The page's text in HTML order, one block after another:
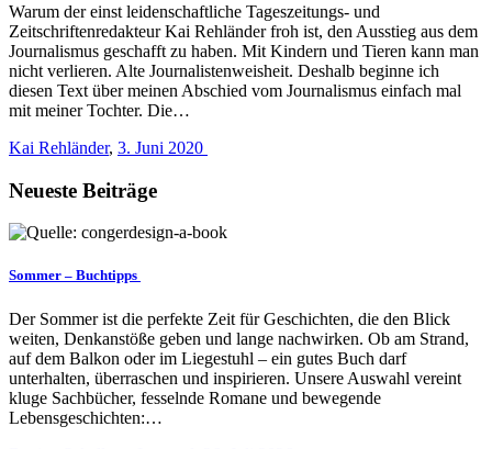
Warum der einst leidenschaftliche Tageszeitungs- und
Zeitschriftenredakteur Kai Rehländer froh ist, den Ausstieg aus dem
Journalismus geschafft zu haben. Mit Kindern und Tieren kann man
nicht verlieren. Alte Journalistenweisheit. Deshalb beginne ich
diesen Text über meinen Abschied vom Journalismus einfach mal
mit meiner Tochter. Die…
Kai Rehländer, 3. Juni 2020
Neueste Beiträge
Sommer – Buchtipps
Der Sommer ist die perfekte Zeit für Geschichten, die den Blick
weiten, Denkanstöße geben und lange nachwirken. Ob am Strand,
auf dem Balkon oder im Liegestuhl – ein gutes Buch darf
unterhalten, überraschen und inspirieren. Unsere Auswahl vereint
kluge Sachbücher, fesselnde Romane und bewegende
Lebensgeschichten:…